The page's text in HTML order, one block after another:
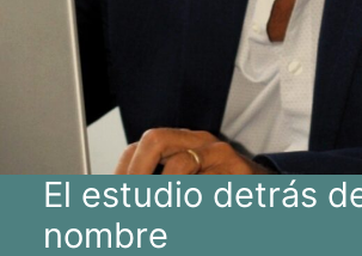
El estudio detrás
nombre